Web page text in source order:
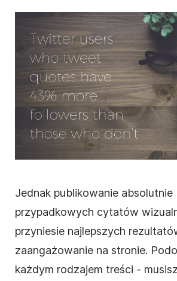
Jednak publikowanie absolutnie
przypadkowych cytatów
przyniesie najlepszych
zaangażowanie na stronie.
każdym rodzajem treści -